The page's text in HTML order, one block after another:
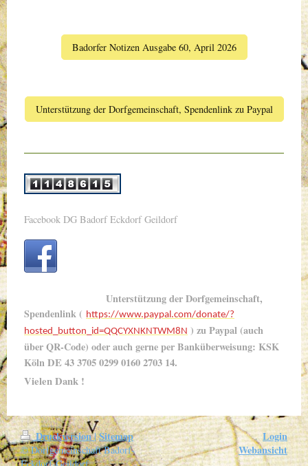
Badorfer Notizen Ausgabe 60, April 2026
Unterstützung der Dorfgemeinschaft, Spendenlink zu Paypal
Facebook DG Badorf Eckdorf Geildorf
Unterstützung der Dorfgemeinschaft,
Spendenlink ( https://www.paypal.com/donate/?
hosted_button_id=QQCYXNKNTWM8N ) zu Paypal (auch
über QR-Code) oder auch gerne per Banküberweisung: KSK
KölnDE 43 3705 0299 0160 2703 14.
Vielen Dank !
Druckversion| Sitemap
© Dorfgemeinschaft Badorf-
Login
Webansicht